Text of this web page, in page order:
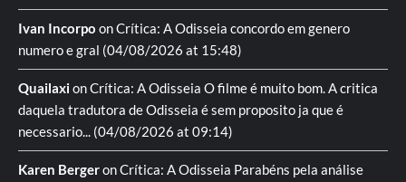
Ivan Incorpo onCrítica: A Odisseia concordo em genero
numero e gral (04/08/2026 at 15:48)
QuailaxionCrítica: A Odisseia O filme é muito bom. A critica
daquela tradutora de Odisseia é sem proposito ja que é
necessario... (04/08/2026 at 09:14)
Karen BergeronCrítica: A Odisseia Parabéns pela análise